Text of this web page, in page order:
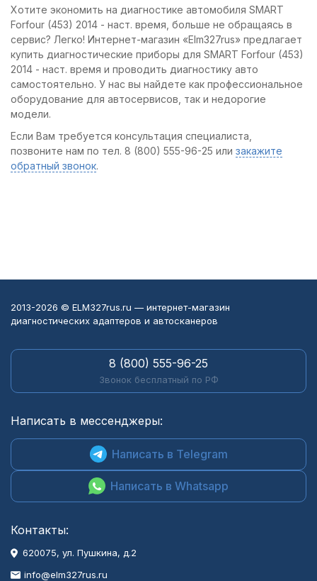
Хотите экономить на диагностике автомобиля SMART
Forfour (453) 2014 - наст. время, больше не обращаясь в
сервис? Легко! Интернет-магазин «Elm327rus» предлагает
купить диагностические приборы для SMART Forfour (453)
2014 - наст. время и проводить диагностику авто
самостоятельно. У нас вы найдете как профессиональное
оборудование для автосервисов, так и недорогие
модели.
Если Вам требуется консультация специалиста,
позвоните нам по тел. 8 (800) 555-96-25 или закажите
обратный звонок.
2013-2026 © ELM327rus.ru — интернет-магазин
диагностических адаптеров и автосканеров
8 (800) 555-96-25
Звонок бесплатный по РФ
Написать в мессенджеры:
Написать в Telegram
Написать в Whatsapp
Контакты:
620075, ул. Пушкина, д.2
info@elm327rus.ru